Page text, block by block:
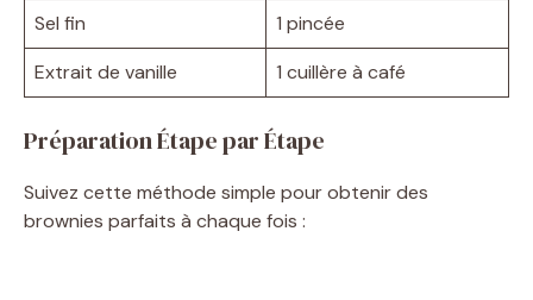
Sel fin
1 pincée
Extrait de vanille
1 cuillère à café
Préparation Étape par Étape
Suivez cette méthode simple pour obtenir des
brownies parfaits à chaque fois :